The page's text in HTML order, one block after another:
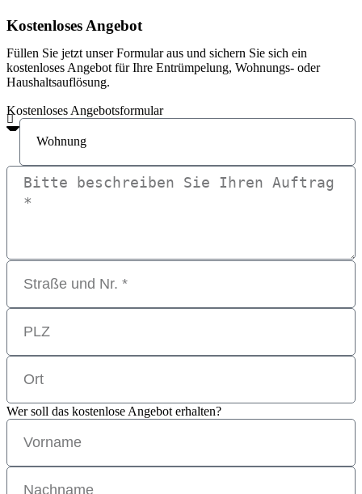
Kostenloses Angebot
Füllen Sie jetzt unser Formular aus und sichern Sie sich ein
kostenloses Angebot für Ihre Entrümpelung, Wohnungs- oder
Haushaltsauflösung.
Kostenloses Angebotsformular
Wer soll das kostenlose Angebot erhalten?